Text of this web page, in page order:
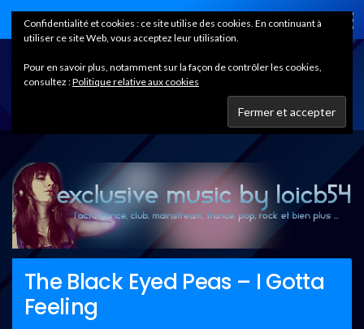
Home
The Black Eyed Peas – I Gotta
Feeling
Confidentialité et cookies : ce site utilise des cookies. En continuant à
utiliser ce site Web, vous acceptez leur utilisation.
Pour en savoir plus, notamment sur la façon de contrôler les cookies,
consultez :Politique relative aux cookies